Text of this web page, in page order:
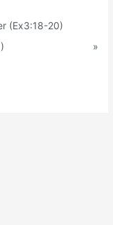
(Ex3:18-20)
»